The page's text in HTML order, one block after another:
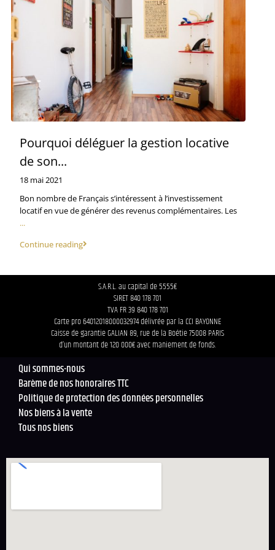
Pourquoi déléguer la gestion locative
de son...
18 mai 2021
Bon nombre de Français s’intéressent à l’investissement
locatif en vue de générer des revenus complémentaires. Les
...
Continue reading
S.A.R.L. au capital de 5555€
SIRET 840 178 701
TVA FR 39 840 178 701
Carte pro 64012018000032974 délivrée par la CCI BAYONNE
Caisse de garantie GALIAN 89, rue de la Boétie 75008 PARIS
d’un montant de 120 000€ avec maniement de fonds.
Qui sommes-nous
Barème de nos honoraires TTC
Politique de protection des données personnelles
Nos biens à la vente
Tous nos biens